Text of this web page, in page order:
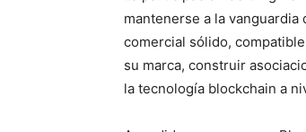
mantenerse a la
comercial sólido,
su marca, construir
la tecnología blockchain a